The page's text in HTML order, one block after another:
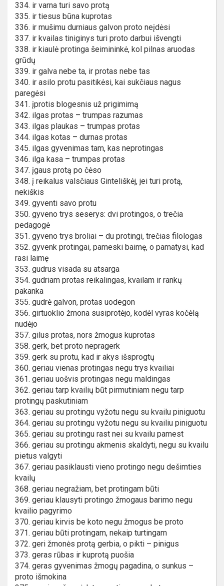
334. ir varna turi savo protą
335. ir tiesus būna kuprotas
336. ir mušimu durniaus galvon proto neįdėsi
337. ir kvailas tiniginys turi proto darbui išvengti
338. ir kiaulė protinga šeimininkė, kol pilnas aruodas
grūdų
339. ir galva nebe ta, ir protas nebe tas
340. ir asilo protu pasitikėsi, kai sukčiaus nagus
paregėsi
341. įprotis blogesnis už prigimimą
342. ilgas protas – trumpas razumas
343. ilgas plaukas – trumpas protas
344. ilgas kotas – durnas protas
345. ilgas gyvenimas tam, kas neprotingas
346. ilga kasa – trumpas protas
347. įgaus protą po čėso
348. į reikalus valsčiaus Ginteliškėj, jei turi protą,
nekiškis
349. gyventi savo protu
350. gyveno trys seserys: dvi protingos, o trečia
pedagogė
351. gyveno trys broliai – du protingi, trečias filologas
352. gyvenk protingai, pameski baimę, o pamatysi, kad
rasi laimę
353. gudrus visada su atsarga
354. gudriam protas reikalingas, kvailam ir rankų
pakanka
355. gudrė galvon, protas uodegon
356. girtuoklio žmona susiprotėjo, kodėl vyras kočėlą
nudėjo
357. gilus protas, nors žmogus kuprotas
358. gerk, bet proto nepragerk
359. gerk su protu, kad ir akys išsprogtų
360. geriau vienas protingas negu trys kvailiai
361. geriau uošvis protingas negu maldingas
362. geriau tarp kvailių būt pirmutiniam negu tarp
protingų paskutiniam
363. geriau su protingu vyžotu negu su kvailu piniguotu
364. geriau su protingu vyžotu negu su kvailiu piniguotu
365. geriau su protingu rast nei su kvailu pamest
366. geriau su protingu akmenis skaldyti, negu su kvailu
pietus valgyti
367. geriau pasiklausti vieno protingo negu dešimties
kvailų
368. geriau negražiam, bet protingam būti
369. geriau klausyti protingo žmogaus barimo negu
kvailio pagyrimo
370. geriau kirvis be koto negu žmogus be proto
371. geriau būti protingam, nekaip turtingam
372. geri žmonės protą gerbia, o pikti – pinigus
373. geras rūbas ir kuprotą puošia
374. geras gyvenimas žmogų pagadina, o sunkus –
proto išmokina